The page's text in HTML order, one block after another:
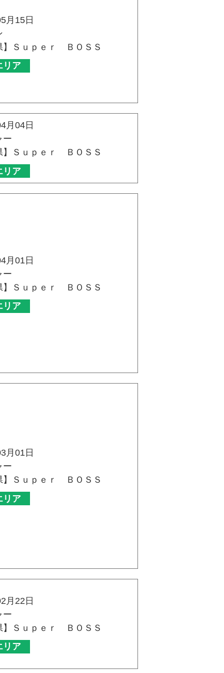
月15日
】Ｓｕｐｅｒ ＢＯＳＳ
リア
月04日
ー
】Ｓｕｐｅｒ ＢＯＳＳ
リア
月01日
ー
】Ｓｕｐｅｒ ＢＯＳＳ
リア
月01日
ー
】Ｓｕｐｅｒ ＢＯＳＳ
リア
月22日
ー
】Ｓｕｐｅｒ ＢＯＳＳ
リア